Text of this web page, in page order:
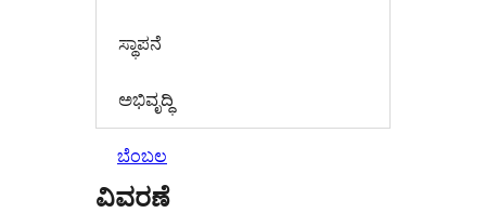
ಸ್ಥಾಪನೆ
ಅಭಿವೃದ್ಧಿ
ಬೆಂಬಲ
ವಿವರಣೆ